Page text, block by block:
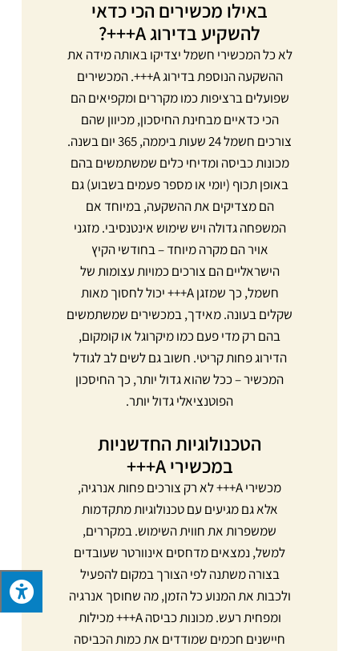
באילו מכשירים הכי כדאי
להשקיע בדירוג A+++?
לא כל המכשירי חשמל יצדיקו באותה מידה את
ההשקעה הנוספת בדירוג A+++. המכשירים
שפועלים ברציפות כמו מקררים ומקפיאים הם
הכי כדאיים מבחינת החיסכון, מכיוון שהם
צורכים חשמל 24 שעות ביממה, 365 יום בשנה.
מכונות כביסה ומדיחי כלים שמשתמשים בהם
באופן תכוף (יומי או מספר פעמים בשבוע) גם
הם מצדיקים את ההשקעה, במיוחד אם
המשפחה גדולה ויש שימוש אינטנסיבי. מזגני
אויר הם מקרה מיוחד – בחודשי הקיץ
הישראליים הם צורכים כמויות עצומות של
חשמל, כך שמזגן A+++ יכול לחסוך מאות
שקלים בעונה. מאידך, במכשירים שמשתמשים
בהם רק מדי פעם כמו מיקרוגל או קומקום,
הדירוג פחות קריטי. חשוב גם לשים לב לגודל
המכשיר – ככל שהוא גדול יותר, כך החיסכון
הפוטנציאלי גדול יותר.
הטכנולוגיות החדשניות
במכשירי A+++
מכשירי A+++ לא רק צורכים פחות אנרגיה,
אלא גם מגיעים עם טכנולוגיות מתקדמות
שמשפרות את חווית השימוש. במקררים,
למשל, נמצאים מדחסים אינוורטר שעובדים
בצורה משתנה לפי הצורך במקום להפעיל
ולכבות את המנוע כל הזמן, מה שחוסך אנרגיה
ומפחית רעש. מכונות כביסה A+++ מכילות
חיישנים חכמים שמודדים את כמות הכביסה